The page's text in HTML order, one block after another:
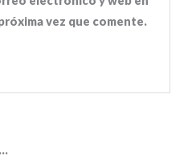
vez que comente.